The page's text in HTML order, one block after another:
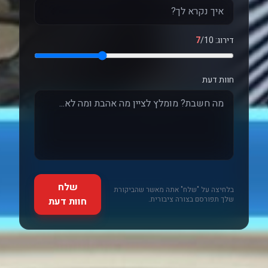
דירוג: 7/10
חוות דעת
בלחיצה על "שלח" אתה מאשר שהביקורת
שלך תפורסם בצורה ציבורית.
שלח
חוות דעת